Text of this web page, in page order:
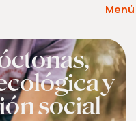
Menú
y
social